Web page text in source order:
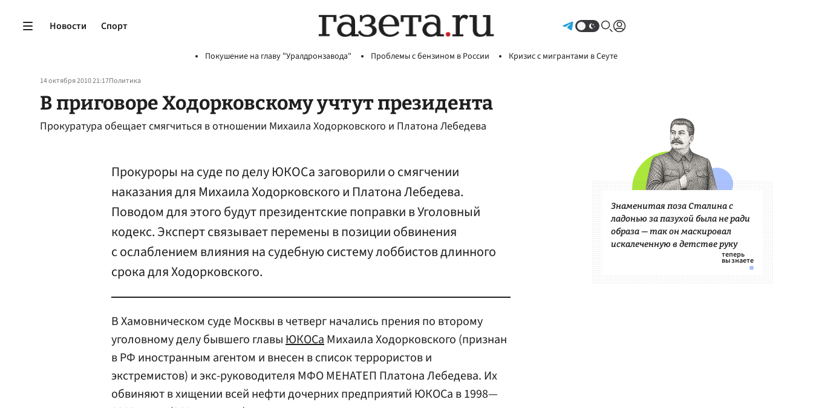
Новости Спорт
Покушение на главу "Уралдронзавода" Проблемы с бензином в России Кризис с мигрантами в Сеуте
14 октября 2010 21:17Политика
В приговоре Ходорковскому учтут президента
Прокуратура обещает смягчиться в отношении Михаила Ходорковского и Платона Лебедева
Прокуроры на суде по делу ЮКОСа заговорили о смягчении
наказания для Михаила Ходорковского и Платона Лебедева.
Поводом для этого будут президентские поправки в Уголовный
кодекс. Эксперт связывает перемены в позиции обвинения
с ослаблением влияния на судебную систему лоббистов длинного
срока для Ходорковского.
В Хамовническом суде Москвы в четверг начались прения по второму
уголовному делу бывшего главыЮКОСаМихаила Ходорковского (признан
в РФ иностранным агентом и внесен в список террористов и
экстремистов) и экс-руководителя МФО МЕНАТЕП Платона Лебедева. Их
обвиняют в хищении всей нефти дочерних предприятий ЮКОСа в 1998—
Знаменитая поза Сталина с
ладонью за пазухой была не ради
образа — так он маскировал
искалеченную в детстве руку